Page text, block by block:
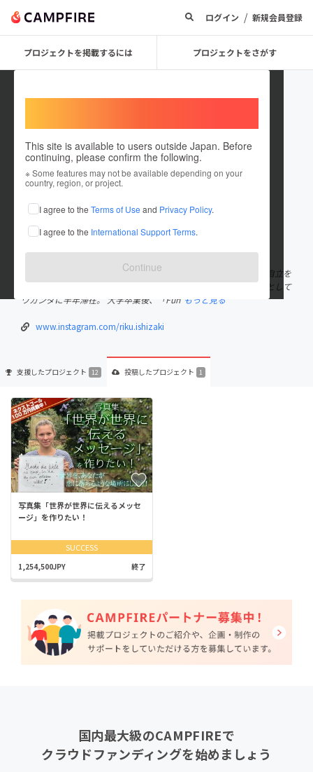
ログイン / 新規会員登録
プロジェクトを掲載するには プロジェクトをさがす
This site is available to users outside Japan. Before
continuing, please confirm the following.
※ Some features may not be available depending on your
country, region, or project.
I agree to the Terms of Use and Privacy Policy.
I agree to the International Support Terms.
Continue
Riku Ishizaki
これまでに12回支援して1件のプロジェクトを投稿しています
在住国：日本 現在地：大阪府
出身国：日本 出身地：大阪府
関西大学文学部卒業 大学中、アフリカのウガンダで孤児院の運営自立を
目指して養鶏事業を開始。 文部科学省トビタテ留学JAPAN８期生として
ウガンダに半年滞在。 大学卒業後、「Fun もっと見る
www.instagram.com/riku.ishizaki
支援したプロジェクト 12 投稿したプロジェクト 1
写真集「世界が世界に伝えるメッセ
ージ」を作りたい！
SUCCESS
1,254,500JPY 終了
国内最大級のCAMPFIREで
クラウドファンディングを始めましょう